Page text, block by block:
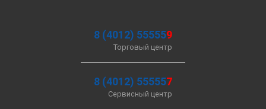
8 (4012) 555559
Торговый центр
8 (4012) 555557
Сервисный центр